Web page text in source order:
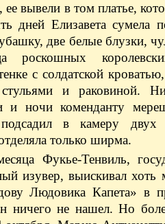
вывели в том платье,
дней Елизавета сумела
две белые блузки,
роскошных
с солдатской
и раковиной.
ночи коменданту
в камеру двух
только ширма.
Фукье-Тенвиль,
изувер, выискивал хоть
Людовика Капета» в
ничего не нашел. Но